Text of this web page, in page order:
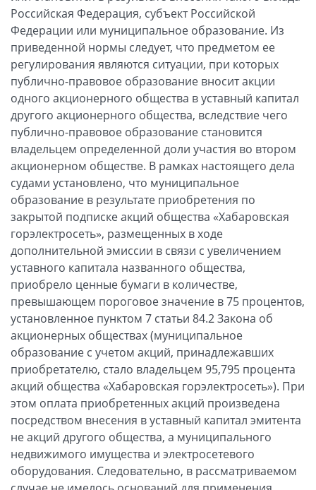
Российская Федерация, субъект Российской
Федерации или муниципальное образование. Из
приведенной нормы следует, что предметом ее
регулирования являются ситуации, при которых
публично-правовое образование вносит акции
одного акционерного общества в уставный капитал
другого акционерного общества, вследствие чего
публично-правовое образование становится
владельцем определенной доли участия во втором
акционерном обществе. В рамках настоящего дела
судами установлено, что муниципальное
образование в результате приобретения по
закрытой подписке акций общества «Хабаровская
горэлектросеть», размещенных в ходе
дополнительной эмиссии в связи с увеличением
уставного капитала названного общества,
приобрело ценные бумаги в количестве,
превышающем пороговое значение в 75 процентов,
установленное пунктом 7 статьи 84.2 Закона об
акционерных обществах (муниципальное
образование с учетом акций, принадлежавших
приобретателю, стало владельцем 95,795 процента
акций общества «Хабаровская горэлектросеть»). При
этом оплата приобретенных акций произведена
посредством внесения в уставный капитал эмитента
не акций другого общества, а муниципального
недвижимого имущества и электросетевого
оборудования. Следовательно, в рассматриваемом